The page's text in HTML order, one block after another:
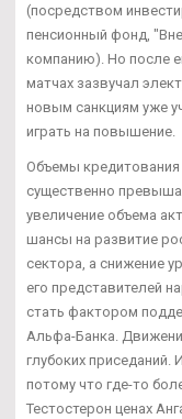
(посредством
пенсионный фонд,
компанию). Но после
матчах зазвучал
новым санкциям уже
играть на повышение.
Объемы кредитования
существенно
увеличение объема
шансы на развитие
сектора, а снижение
его представителей
стать фактором
Альфа-Банка.
глубоких приседаний.
потому что где-то
Тестостерон ценах